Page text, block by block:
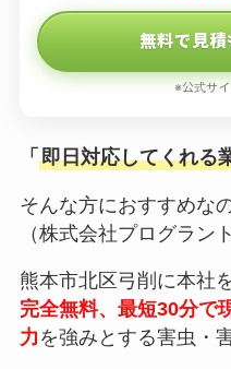
無料で見積
※公式サ
「 即日対応してくれる
そんな方におすすめな
（株式会社プログラン
熊本市北区弓削に本社
完全無料、最短30分で
力 を強みとする害虫・